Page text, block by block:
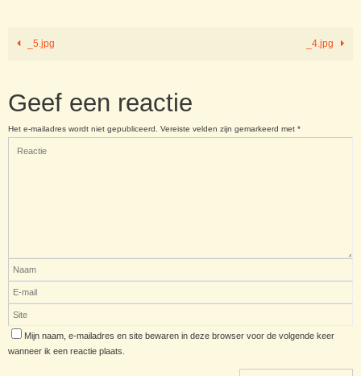
_5.jpg _4.jpg
Geef een reactie
Het e-mailadres wordt niet gepubliceerd. Vereiste velden zijn gemarkeerd met *
Mijn naam, e-mailadres en site bewaren in deze browser voor de volgende keer
wanneer ik een reactie plaats.